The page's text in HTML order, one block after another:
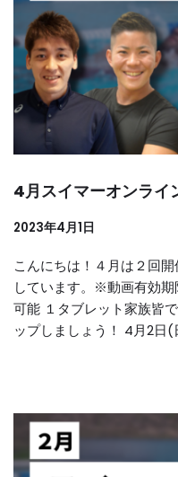
4月スイマーオンライ
2023年4月1日
こんにちは！４月は２回
しています。※動画有効
可能 １タブレット家族皆
ップしましょう！ 4月2日(